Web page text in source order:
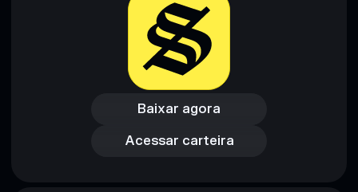
Baixar agora
Baixar agora
Acessar carteira
Acessar carteira